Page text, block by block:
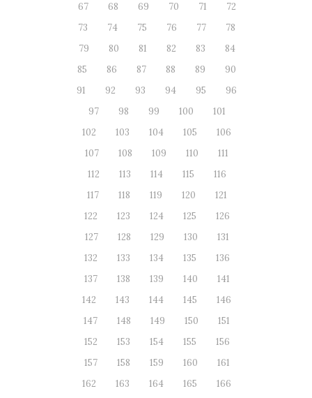
67
68 69 70 71
72
73
74 75 76 77
78
79
80 81 82 83
84
85
86 87 88 89
90
91
92 93 94 95
96
97
98 99 100
101
102
103 104 105
106
107
108 109 110
111
112
113 114 115
116
117
118 119 120
121
122
123 124 125
126
127
128 129 130
131
132
133 134 135
136
137
138 139 140
141
142
143 144 145
146
147
148 149 150
151
152
153 154 155
156
157
158 159 160
161
162
163 164 165
166